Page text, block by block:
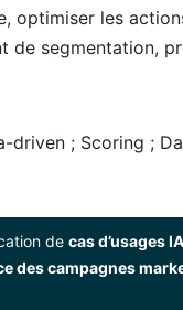
optimiser les
de segmentation,
; Scoring ;
de cas d’usages IA
des campagnes